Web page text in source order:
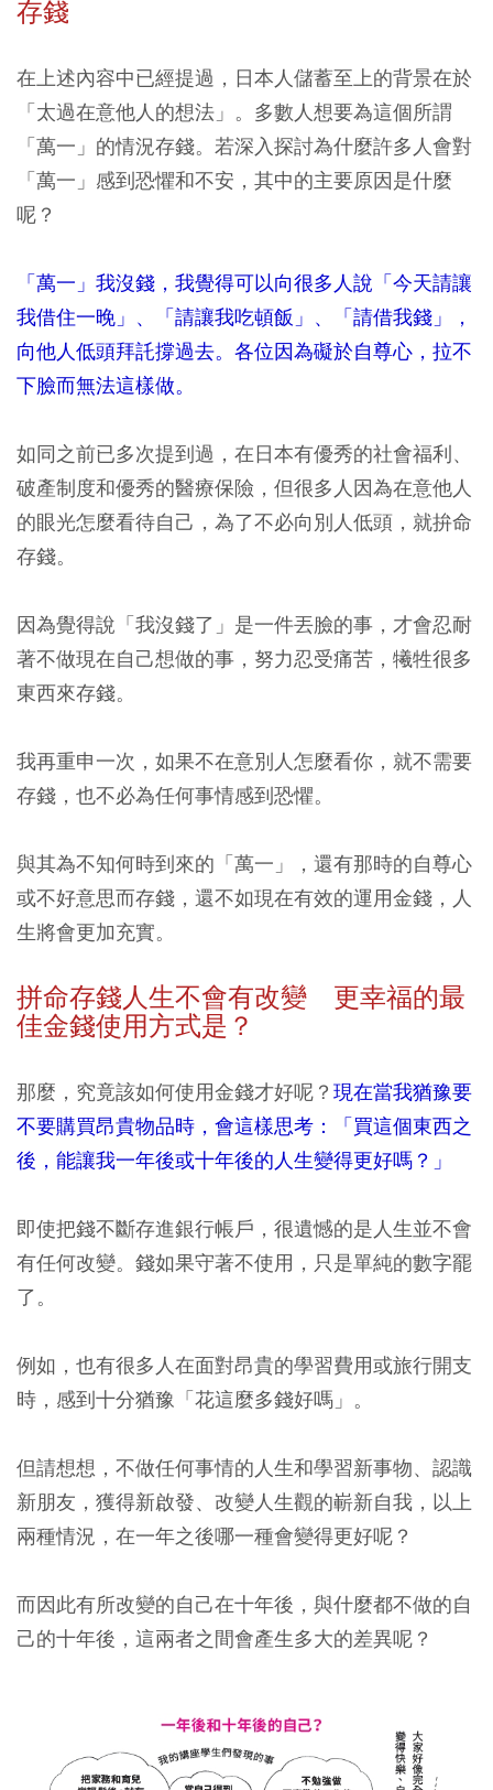
存錢
在上述內容中已經提過，日本人儲蓄至上的背景在於
「太過在意他人的想法」。多數人想要為這個所謂
「萬一」的情況存錢。若深入探討為什麼許多人會對
「萬一」感到恐懼和不安，其中的主要原因是什麼
呢？
「萬一」我沒錢，我覺得可以向很多人說「今天請讓
我借住一晚」、「請讓我吃頓飯」、「請借我錢」，
向他人低頭拜託撐過去。各位因為礙於自尊心，拉不
下臉而無法這樣做。
如同之前已多次提到過，在日本有優秀的社會福利、
破產制度和優秀的醫療保險，但很多人因為在意他人
的眼光怎麼看待自己，為了不必向別人低頭，就拚命
存錢。
因為覺得說「我沒錢了」是一件丟臉的事，才會忍耐
著不做現在自己想做的事，努力忍受痛苦，犧牲很多
東西來存錢。
我再重申一次，如果不在意別人怎麼看你，就不需要
存錢，也不必為任何事情感到恐懼。
與其為不知何時到來的「萬一」，還有那時的自尊心
或不好意思而存錢，還不如現在有效的運用金錢，人
生將會更加充實。
拼命存錢人生不會有改變 更幸福的最
佳金錢使用方式是？
那麼，究竟該如何使用金錢才好呢？ 現在當我猶豫要
不要購買昂貴物品時，會這樣思考：「買這個東西之
後，能讓我一年後或十年後的人生變得更好嗎？」
即使把錢不斷存進銀行帳戶，很遺憾的是人生並不會
有任何改變。錢如果守著不使用，只是單純的數字罷
了。
例如，也有很多人在面對昂貴的學習費用或旅行開支
時，感到十分猶豫「花這麼多錢好嗎」。
但請想想，不做任何事情的人生和學習新事物、認識
新朋友，獲得新啟發、改變人生觀的嶄新自我，以上
兩種情況，在一年之後哪一種會變得更好呢？
而因此有所改變的自己在十年後，與什麼都不做的自
己的十年後，這兩者之間會產生多大的差異呢？